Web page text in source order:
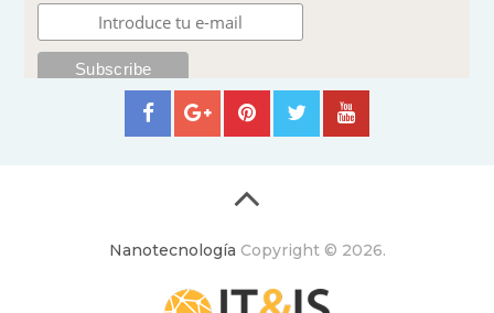
Nanotecnología Copyright © 2026.